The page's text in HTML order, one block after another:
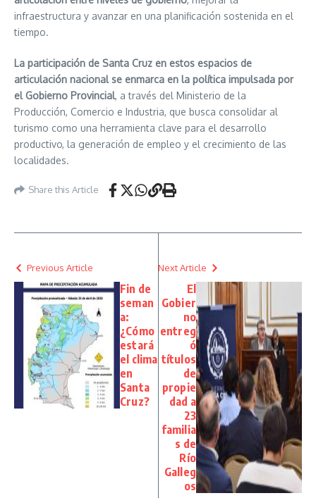
infraestructura y avanzar en una planificación sostenida en el
tiempo.
La participación de Santa Cruz en estos espacios de
articulación nacional se enmarca en la política impulsada por
el Gobierno Provincial, a través del Ministerio de la
Producción, Comercio e Industria, que busca consolidar al
turismo como una herramienta clave para el desarrollo
productivo, la generación de empleo y el crecimiento de las
localidades.
Share this Article
Previous Article
Fin de
seman
a:
¿Cómo
estará
el clima
en
Santa
Cruz?
Next Article
El
Gobier
no
entreg
ó
títulos
de
propie
dad a
23
familia
s de
Río
Galleg
os